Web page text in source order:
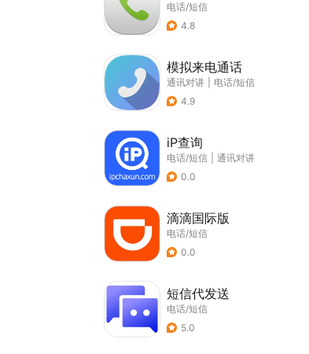
电话/短信
4.8
模拟来电通话
通讯对讲
电话/短信
4.9
iP查询
电话/短信
通讯对讲
0.0
滴滴国际版
电话/短信
0.0
短信代发送
电话/短信
5.0